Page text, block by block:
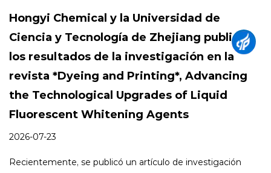
de
publican
en la
Liquid
¿Cómo pueden los agentes
fluorescentes mejorar tanto
tejidas como los productos de
2026-07-03
A medida que los fabricantes de
equilibrando la apariencia,...